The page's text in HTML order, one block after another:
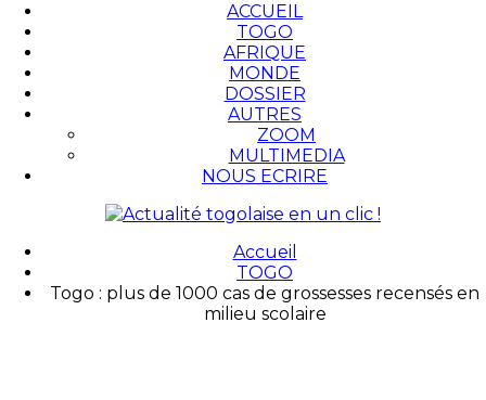
ACCUEIL
TOGO
AFRIQUE
MONDE
DOSSIER
AUTRES
ZOOM
MULTIMEDIA
NOUS ECRIRE
Accueil
TOGO
Togo : plus de 1000 cas de grossesses recensés en
milieu scolaire